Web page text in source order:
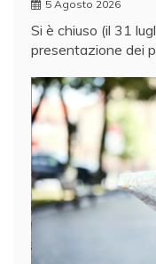
5 Agosto 2026
Si è chiuso (il 31
presentazione dei